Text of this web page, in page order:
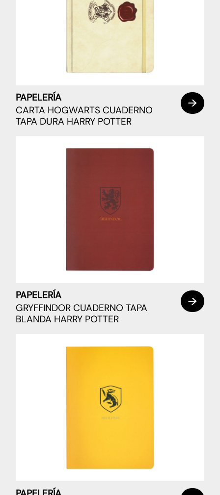
PAPELERÍA
CARTA HOGWARTS CUADERNO
TAPA DURA HARRY POTTER
PAPELERÍA
GRYFFINDOR CUADERNO TAPA
BLANDA HARRY POTTER